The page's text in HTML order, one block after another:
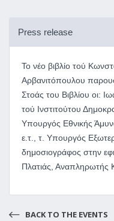
Press release
Το νέο βιβλίο τού
Αρβανιτόπουλου
Στοάς του Βιβλίου οι:
τού Ινστιτούτου
Υπουργός Εθνικής
ε.τ., τ. Υπουργός
δημοσιογράφος στην
Πλατιάς, Αναπληρωτής
BACK TO THE EVENTS